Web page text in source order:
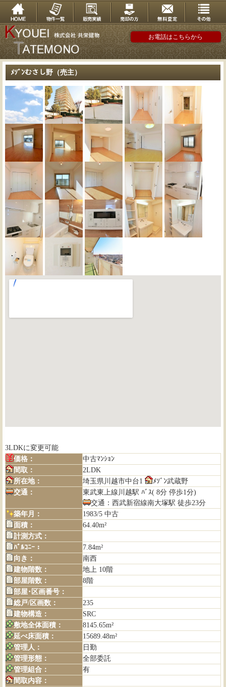
お電話はこちらから
ﾒｿﾞﾝむさし野（売主）
3LDKに変更可能
価格：
中古ﾏﾝｼｮﾝ
間取：
2LDK
所在地：
埼玉県川越市中台1
ﾒｿﾞﾝ武蔵野
交通：
東武東上線川越駅 ﾊﾞｽ( 8分 停歩1分)
交通：西武新宿線南大塚駅 徒歩23分
築年月：
1983/5 中古
面積：
64.40m²
計測方式：
ﾊﾞﾙｺﾆｰ：
7.84m²
向き：
南西
建物階数：
地上 10階
部屋階数：
8階
部屋･区画番号：
総戸/区画数：
235
建物構造：
SRC
敷地全体面積：
8145.65m²
延べ床面積：
15689.48m²
管理人：
日勤
管理形態：
全部委託
管理組合：
有
間取内容：